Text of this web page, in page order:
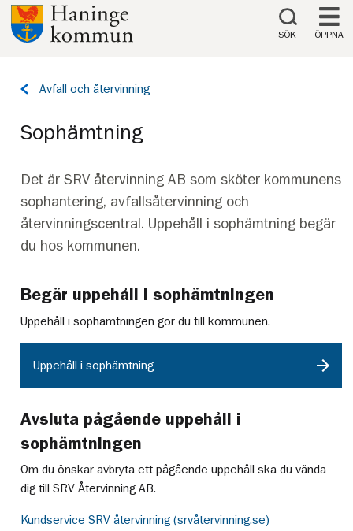
Till innehåll på sidan
SÖK ÖPPNA
Tillbaka
Avfall och återvinning
Sophämtning
Det är SRV återvinning AB som sköter kommunens
sophantering, avfallsåtervinning och
återvinningscentral. Uppehåll i sophämtning begär
du hos kommunen.
Begär uppehåll i sophämtningen
Uppehåll i sophämtningen gör du till kommunen.
Uppehåll i sophämtning
Avsluta pågående uppehåll i
sophämtningen
Om du önskar avbryta ett pågående uppehåll ska du vända
dig till SRV Återvinning AB.
Kundservice SRV återvinning (srvåtervinning.se)